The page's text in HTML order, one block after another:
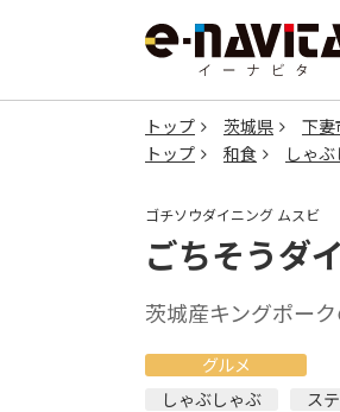
トップ 茨城県 下妻
トップ
和食 しゃ
ゴチソウダイニング ムスビ
ごちそうダ
茨城産キングポー
グルメ
しゃぶしゃぶ
ス